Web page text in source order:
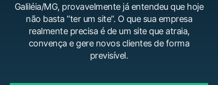
Galiléia/MG, provavelmente já entendeu que hoje
não basta “ter um site”. O que sua empresa
realmente precisa é de um site que atraia,
convença e gere novos clientes de forma
previsível.